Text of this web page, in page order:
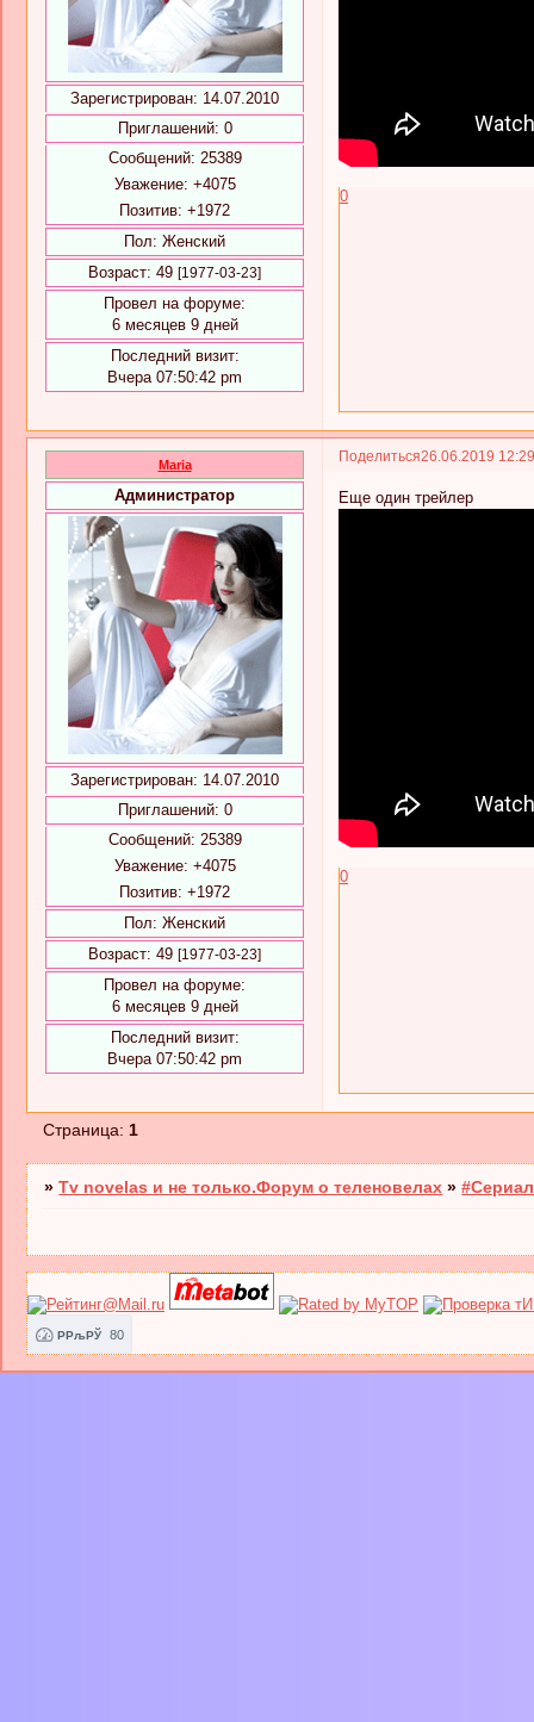
Зарегистрирован: 14.07.2010
Приглашений: 0
Сообщений: 25389
Уважение: +4075
Позитив: +1972
Пол: Женский
Возраст: 49 [1977-03-23]
Провел на форуме:
6 месяцев 9 дней
Последний визит:
Вчера 07:50:42 pm
0
Поделиться26.06.2019
Maria
Администратор
Зарегистрирован: 14.07.2010
Приглашений: 0
Сообщений: 25389
Уважение: +4075
Позитив: +1972
Пол: Женский
Возраст: 49 [1977-03-23]
Провел на форуме:
6 месяцев 9 дней
Последний визит:
Вчера 07:50:42 pm
Еще один трейлер
0
Страница: 1
»Tv novelas и не только.Форум о теленовелах »
РРљРЎ 80